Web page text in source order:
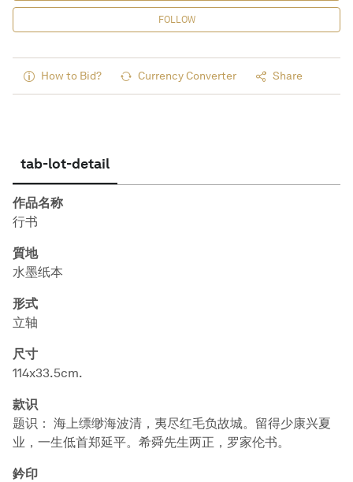
FOLLOW
How to Bid? Currency Converter Share
tab-lot-detail
作品名称
行书
質地
水墨纸本
形式
立轴
尺寸
114x33.5cm.
款识
题识： 海上缥缈海波清，夷尽红毛负故城。留得少康兴夏
业，一生低首郑延平。希舜先生两正，罗家伦书。
鈐印